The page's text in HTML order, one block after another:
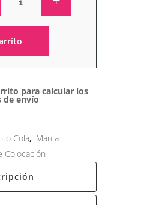
para calcular los
de envío
Cola, Marca
Colocación